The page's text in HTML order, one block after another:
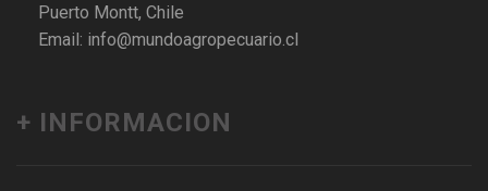
Puerto Montt, Chile
Email: info@mundoagropecuario.cl
+ INFORMACION